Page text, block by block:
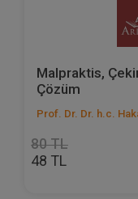
Malpraktis,
Çözüm
Prof. Dr. Dr. h.c.
80 TL
48 TL